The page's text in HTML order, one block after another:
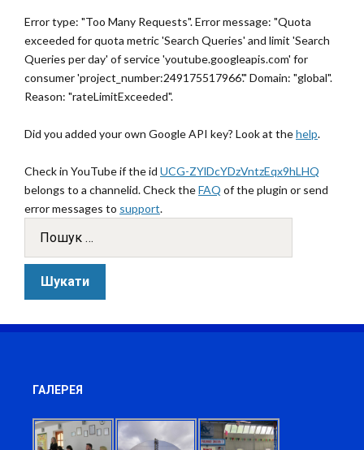
Error type: "Too Many Requests". Error message: "Quota
exceeded for quota metric 'Search Queries' and limit 'Search
Queries per day' of service 'youtube.googleapis.com' for
consumer 'project_number:249175517966'." Domain: "global".
Reason: "rateLimitExceeded".
Did you added your own Google API key? Look at thehelp.
Check in YouTube if the id UCG-ZYlDcYDzVntzEqx9hLHQ
belongs to a channelid. Check theFAQ of the plugin or send
error messages to support.
ГАЛЕРЕЯ